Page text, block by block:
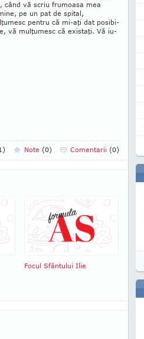
când vă scriu fru­moasa mea
pe un pat de spital,
pentru că mi-aţi dat po­si­­bi­
vă mulţumesc că existaţi. Vă iu­
Note (0) Comentarii (0)
Focul Sfântului Ilie